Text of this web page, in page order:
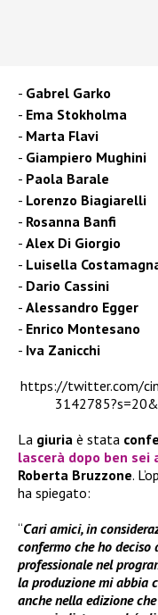
Gabrel Garko
Ema Stokholma
Marta Flavi
Giampiero Mughini
Paola Barale
Lorenzo Biagiarelli
Rosanna Banfi
Alex Di Giorgio
Luisella
Dario Cassini
Alessandro Egger
Enrico Montesano
Iva Zanicchi
https://twitter.com/
La giuria è stata
lascerà dopo ben sei
Roberta Bruzzone.
ha spiegato:
“Cari amici, in
confermo che ho deciso
professionale nel
la produzione mi abbia
anche nella edizione